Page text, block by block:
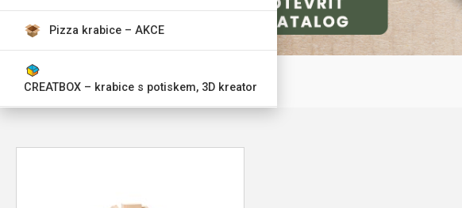
Pizza krabice – AKCE
CREATBOX – krabice s potiskem, 3D kreator